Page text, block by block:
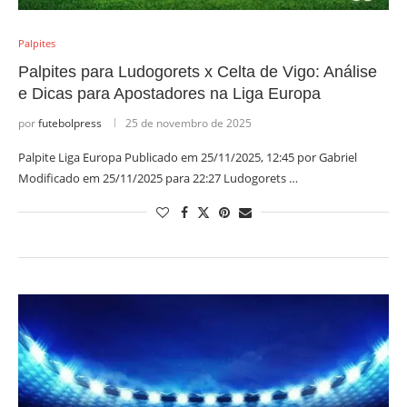
Palpites
Palpites para Ludogorets x Celta de Vigo: Análise
e Dicas para Apostadores na Liga Europa
porfutebolpress 25 de novembro de 2025
Palpite Liga Europa Publicado em 25/11/2025, 12:45 por Gabriel
Modificado em 25/11/2025 para 22:27 Ludogorets …